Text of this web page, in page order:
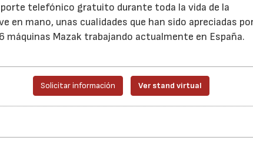
telefónico gratuito durante toda la vida de la
en mano, unas cualidades que han sido apreciadas
máquinas Mazak trabajando actualmente en España.
Solicitar información Ver stand virtual